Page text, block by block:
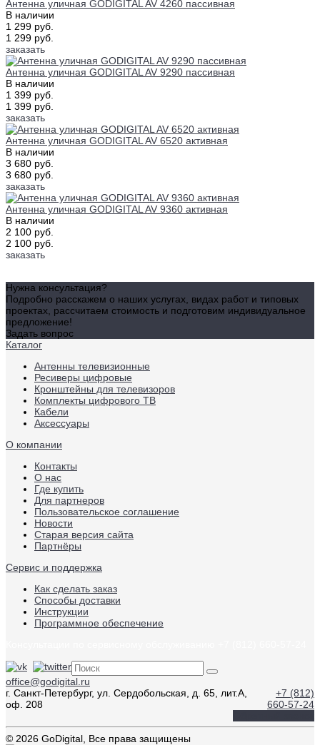
Антенна уличная GODIGITAL AV 4260 пассивная
В наличии
1 299 руб.
1 299 руб.
заказать
Антенна уличная GODIGITAL AV 9290 пассивная
В наличии
1 399 руб.
1 399 руб.
заказать
Антенна уличная GODIGITAL AV 6520 активная
В наличии
3 680 руб.
3 680 руб.
заказать
Антенна уличная GODIGITAL AV 9360 активная
В наличии
2 100 руб.
2 100 руб.
заказать
Нужна консультация?
Подробно расскажем о наших услугах, видах работ и типовых
проектах, рассчитаем стоимость и подготовим индивидуальное
предложение!
Задать вопрос
Каталог
Антенны телевизионные
Ресиверы цифровые
Кронштейны для телевизоров
Комплекты цифрового ТВ
Кабели
Аксессуары
О компании
Контакты
О нас
Где купить
Для партнеров
Пользовательское соглашение
Новости
Старая версия сайта
Партнёры
Сервис и поддержка
Как сделать заказ
Способы доставки
Инструкции
Программное обеспечение
office@godigital.ru
г. Санкт-Петербург, ул. Сердобольская, д. 65, лит.А,
оф. 208
+7 (812)
660-57-24
© 2026 GoDigital, Все права защищены